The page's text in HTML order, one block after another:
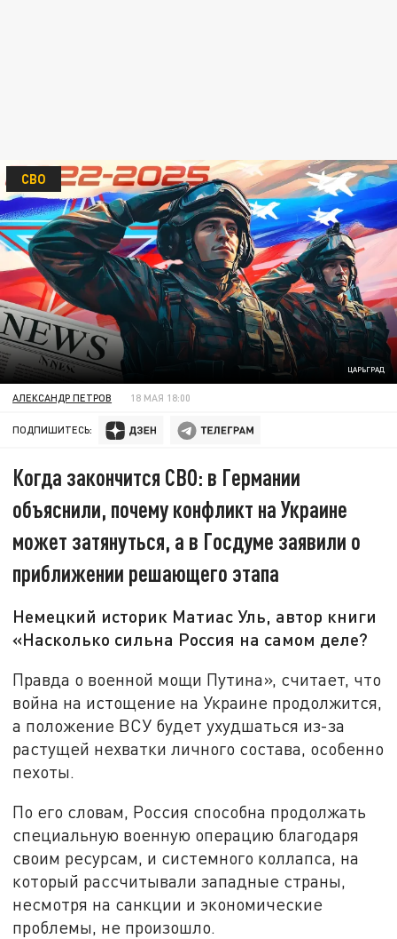
ЦАРЬГРАД
СВО
АЛЕКСАНДР ПЕТРОВ 18 МАЯ 18:00
ПОДПИШИТЕСЬ:
Когда закончится СВО: в Германии
объяснили, почему конфликт на Украине
может затянуться, а в Госдуме заявили о
приближении решающего этапа
Немецкий историк Матиас Уль, автор книги
«Насколько сильна Россия на самом деле?
Правда о военной мощи Путина», считает, что
война на истощение на Украине продолжится,
а положение ВСУ будет ухудшаться из-за
растущей нехватки личного состава, особенно
пехоты.
По его словам, Россия способна продолжать
специальную военную операцию благодаря
своим ресурсам, и системного коллапса, на
который рассчитывали западные страны,
несмотря на санкции и экономические
проблемы, не произошло.